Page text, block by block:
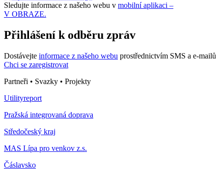
Sledujte informace z našeho webu v mobilní aplikaci –
V OBRAZE.
Přihlášení k odběru zpráv
Dostávejte informace z našeho webu prostřednictvím SMS a e-mailů
Chci se zaregistrovat
Partneři • Svazky • Projekty
Utilityreport
Pražská integrovaná doprava
Středočeský kraj
MAS Lípa pro venkov z.s.
Čáslavsko